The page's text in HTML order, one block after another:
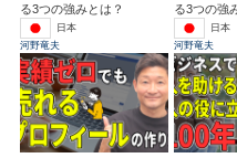
る3つの強みとは？
日本
河野竜夫
る3つの強
日本
河野竜夫